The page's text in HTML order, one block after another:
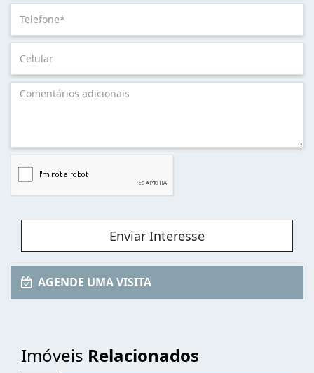
Enviar Interesse
AGENDE UMA VISITA
Imóveis Relacionados